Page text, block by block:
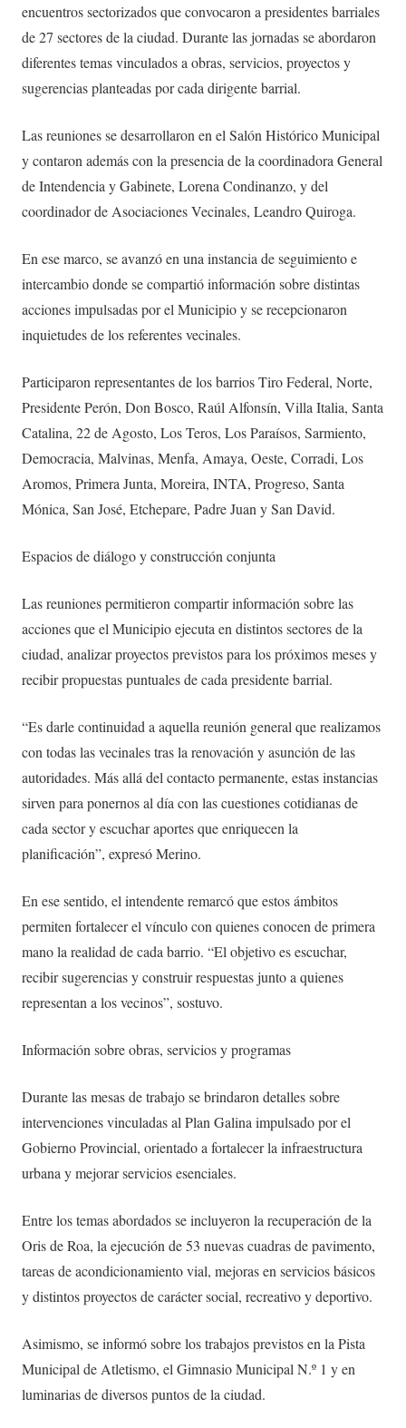
encuentros sectorizados que convocaron a presidentes barriales
de 27 sectores de la ciudad. Durante las jornadas se abordaron
diferentes temas vinculados a obras, servicios, proyectos y
sugerencias planteadas por cada dirigente barrial.
Las reuniones se desarrollaron en el Salón Histórico Municipal
y contaron además con la presencia de la coordinadora General
de Intendencia y Gabinete, Lorena Condinanzo, y del
coordinador de Asociaciones Vecinales, Leandro Quiroga.
En ese marco, se avanzó en una instancia de seguimiento e
intercambio donde se compartió información sobre distintas
acciones impulsadas por el Municipio y se recepcionaron
inquietudes de los referentes vecinales.
Participaron representantes de los barrios Tiro Federal, Norte,
Presidente Perón, Don Bosco, Raúl Alfonsín, Villa Italia, Santa
Catalina, 22 de Agosto, Los Teros, Los Paraísos, Sarmiento,
Democracia, Malvinas, Menfa, Amaya, Oeste, Corradi, Los
Aromos, Primera Junta, Moreira, INTA, Progreso, Santa
Mónica, San José, Etchepare, Padre Juan y San David.
Espacios de diálogo y construcción conjunta
Las reuniones permitieron compartir información sobre las
acciones que el Municipio ejecuta en distintos sectores de la
ciudad, analizar proyectos previstos para los próximos meses y
recibir propuestas puntuales de cada presidente barrial.
“Es darle continuidad a aquella reunión general que realizamos
con todas las vecinales tras la renovación y asunción de las
autoridades. Más allá del contacto permanente, estas instancias
sirven para ponernos al día con las cuestiones cotidianas de
cada sector y escuchar aportes que enriquecen la
planificación”, expresó Merino.
En ese sentido, el intendente remarcó que estos ámbitos
permiten fortalecer el vínculo con quienes conocen de primera
mano la realidad de cada barrio. “El objetivo es escuchar,
recibir sugerencias y construir respuestas junto a quienes
representan a los vecinos”, sostuvo.
Información sobre obras, servicios y programas
Durante las mesas de trabajo se brindaron detalles sobre
intervenciones vinculadas al Plan Galina impulsado por el
Gobierno Provincial, orientado a fortalecer la infraestructura
urbana y mejorar servicios esenciales.
Entre los temas abordados se incluyeron la recuperación de la
Oris de Roa, la ejecución de 53 nuevas cuadras de pavimento,
tareas de acondicionamiento vial, mejoras en servicios básicos
y distintos proyectos de carácter social, recreativo y deportivo.
Asimismo, se informó sobre los trabajos previstos en la Pista
Municipal de Atletismo, el Gimnasio Municipal N.º 1 y en
luminarias de diversos puntos de la ciudad.